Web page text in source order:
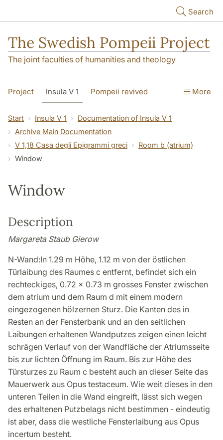
Search
The Swedish Pompeii Project
The joint faculties of humanities and theology
Project Insula V 1 Pompeii revived More
Start Insula V 1
Documentation of Insula V 1
Archive Main Documentation
V 1,18 Casa degli Epigrammi greci
Room b (atrium)
Window
Window
Description
Margareta Staub Gierow
N-Wand:In 1.29 m Höhe, 1.12 m von der östlichen
Türlaibung des Raumes c entfernt, befindet sich ein
rechteckiges, 0.72 x 0.73 m grosses Fenster zwischen
dem atrium und dem Raum d mit einem modern
eingezogenen hölzernen Sturz. Die Kanten des in
Resten an der Fensterbank und an den seitlichen
Laibungen erhaltenen Wandputzes zeigen einen leicht
schrägen Verlauf von der Wandfläche der Atriumsseite
bis zur lichten Öffnung im Raum. Bis zur Höhe des
Türsturzes zu Raum c besteht auch an dieser Seite das
Mauerwerk aus Opus testaceum. Wie weit dieses in den
unteren Teilen in die Wand eingreift, lässt sich wegen
des erhaltenen Putzbelags nicht bestimmen - eindeutig
ist aber, dass die westliche Fensterlaibung aus Opus
incertum besteht.